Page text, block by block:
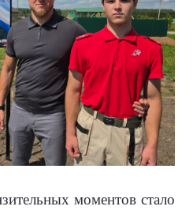
моментов стало